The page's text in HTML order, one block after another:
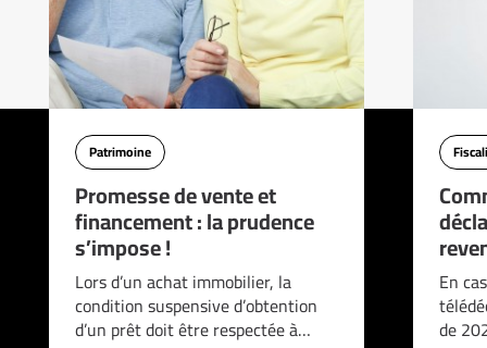
Patrimoine
Promesse de vente et
financement : la prudence
s’impose !
Lors d’un achat immobilier, la
condition suspensive d’obtention
d’un prêt doit être respectée à…
En
de